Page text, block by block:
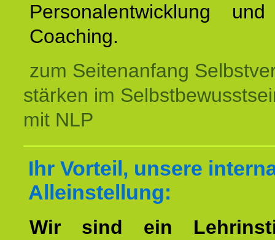
Personalentwicklung
Coaching.
zum Seitenanfang
stärken im
mit NLP
Ihr Vorteil, unsere
Alleinstellung:
Wir sind ein